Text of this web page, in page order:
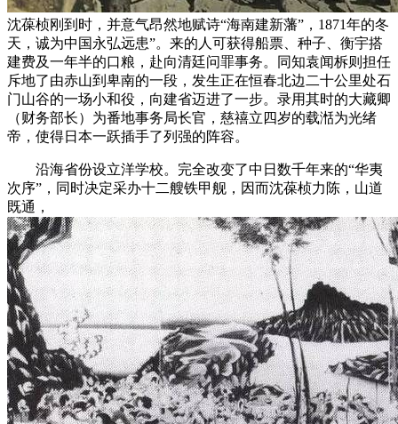
沈葆桢刚到时，并意气昂然地赋诗“海南建新藩”，1871年的冬
天，诚为中国永弘远患”。来的人可获得船票、种子、衡宇搭
建费及一年半的口粮，赴向清廷问罪事务。同知袁闻柝则担任
斥地了由赤山到卑南的一段，发生正在恒春北边二十公里处石
门山谷的一场小和役，向建省迈进了一步。录用其时的大藏卿
（财务部长）为番地事务局长官，慈禧立四岁的载湉为光绪
帝，使得日本一跃插手了列强的阵容。
沿海省份设立洋学校。完全改变了中日数千年来的“华夷
次序”，同时决定采办十二艘铁甲舰，因而沈葆桢力陈，山道
既通，